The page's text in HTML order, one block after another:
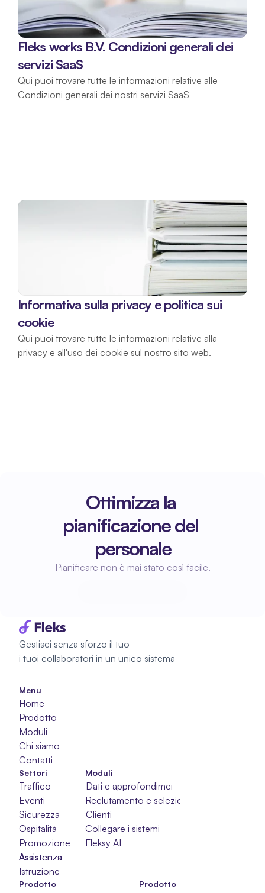
Fleks works B.V. Condizioni generali dei
servizi SaaS
Qui puoi trovare tutte le informazioni relative alle
Condizioni generali dei nostri servizi SaaS
Informativa sulla privacy e politica sui
cookie
Qui puoi trovare tutte le informazioni relative alla
privacy e all'uso dei cookie sul nostro sito web.
Ottimizza la
pianificazione del
personale
Pianificare non è mai stato così facile.
Gestisci senza sforzo il tuo
i tuoi collaboratori in un unico sistema
Menu
Home
Prodotto
Moduli
Chi siamo
Contatti
Moduli
Dati e approfondimenti
Reclutamento e selezione
Clienti
Collegare i sistemi
Fleksy AI
Settori
Traffico
Eventi
Sicurezza
Ospitalità
Promozione
Assistenza
Assistenza
Assistenza
Istruzione
Prodotto Prodotto